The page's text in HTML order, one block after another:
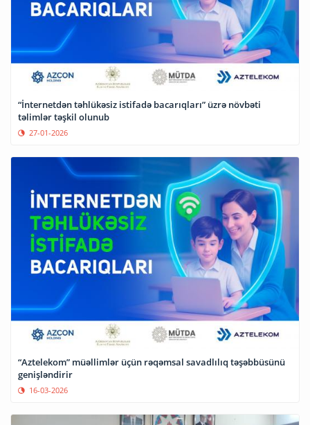
“İnternetdən təhlükəsiz istifadə bacarıqları” üzrə növbəti
təlimlər təşkil olunub
27-01-2026
“Aztelekom” müəllimlər üçün rəqəmsal savadlılıq təşəbbüsünü
genişləndirir
16-03-2026